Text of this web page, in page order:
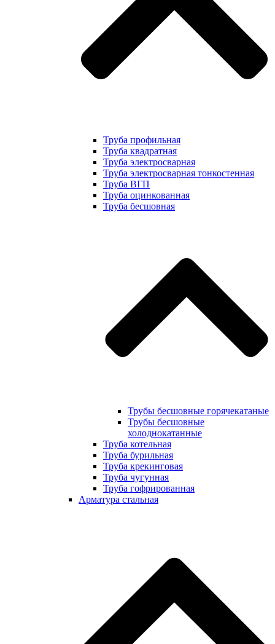
Труба профильная
Труба квадратная
Труба электросварная
Труба электросварная тонкостенная
Труба ВГП
Труба оцинкованная
Труба бесшовная
Трубы бесшовные горячекатаные
Трубы бесшовные
холоднокатанные
Труба котельная
Труба бурильная
Труба крекинговая
Труба чугунная
Труба гофрированная
Арматура стальная